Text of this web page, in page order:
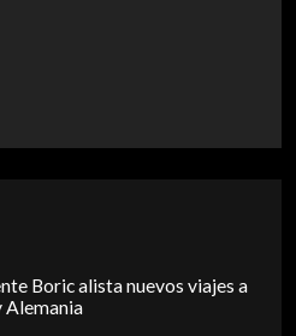
Boric alista nuevos viajes a
Alemania